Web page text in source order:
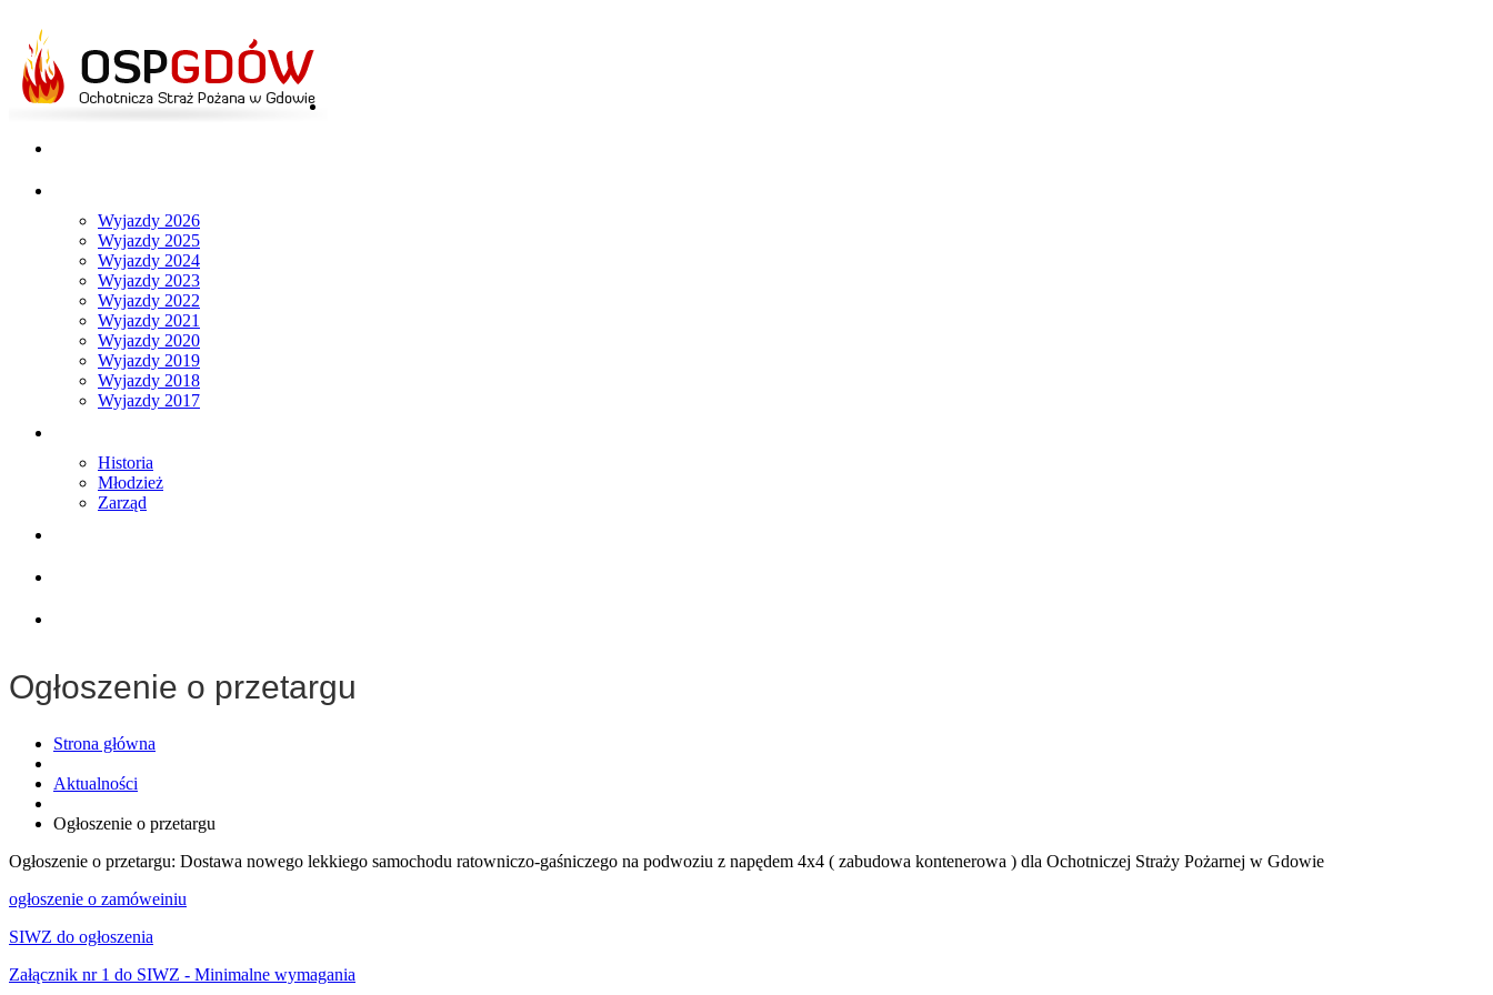
Wyjazdy 2026
Wyjazdy 2025
Wyjazdy 2024
Wyjazdy 2023
Wyjazdy 2022
Wyjazdy 2021
Wyjazdy 2020
Wyjazdy 2019
Wyjazdy 2018
Wyjazdy 2017
Historia
Młodzież
Zarząd
Ogłoszenie o przetargu
Strona główna
Aktualności
Ogłoszenie o przetargu
Ogłoszenie o przetargu: Dostawa nowego lekkiego samochodu ratowniczo-gaśniczego na podwoziu z napędem 4x4 ( zabudowa kontenerowa ) dla Ochotniczej Straży Pożarnej w Gdowie
ogłoszenie o zamóweiniu
SIWZ do ogłoszenia
Załącznik nr 1 do SIWZ - Minimalne wymagania